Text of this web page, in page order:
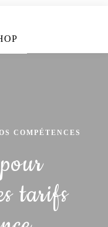
COMPÉTENCES
tarifs